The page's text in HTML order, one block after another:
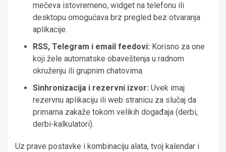
mečeva istovremeno, widget na telefonu ili
desktopu omogućava brz pregled bez otvaranja
aplikacije.
RSS, Telegram i email feedovi: Korisno za one
koji žele automatske obaveštenja u radnom
okruženju ili grupnim chatovima.
Sinhronizacija i rezervni izvor: Uvek imaj
rezervnu aplikaciju ili web stranicu za slučaj da
primarna zakaže tokom velikih događaja (derbi,
derbi-kalkulatori).
Uz prave postavke i kombinaciju alata, tvoj kalendar i